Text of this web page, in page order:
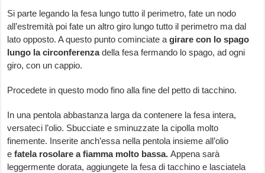
Si parte legando la fesa lungo tutto il perimetro, fate un nodo
all’estremità poi fate un altro giro lungo tutto il perimetro ma dal
lato opposto. A questo punto cominciate a girare con lo spago
lungo la circonferenzadella fesa fermando lo spago, ad ogni
giro, con un cappio.
Procedete in questo modo fino alla fine del petto di tacchino.
In una pentola abbastanza larga da contenere la fesa intera,
versateci l’olio. Sbucciate e sminuzzate la cipolla molto
finemente. Inserite anch’essa nella pentola insieme all’olio
efatela rosolare a fiamma molto bassa. Appena sarà
leggermente dorata, aggiungete la fesa di tacchino e lasciatela